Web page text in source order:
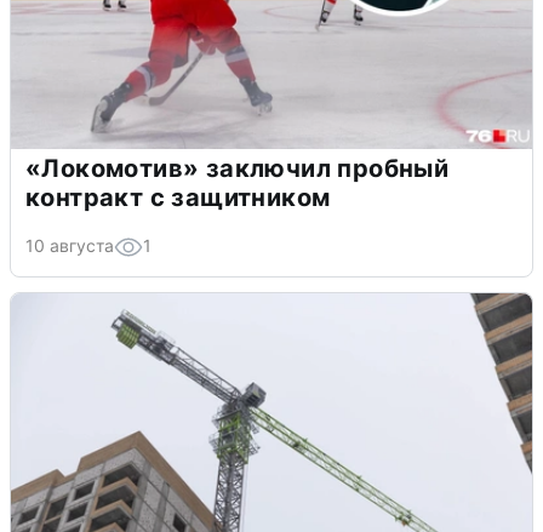
«Локомотив» заключил пробный
контракт с защитником
10 августа 1